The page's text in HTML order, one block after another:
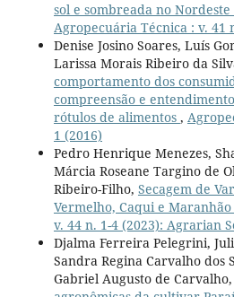
sol e sombreada no
Agropecuária Técnica : v. 41
Denise Josino Soares, Luís
Larissa Morais Ribeiro da
comportamento dos
compreensão e
rótulos de alimentos ,
1 (2016)
Pedro Henrique Menezes,
Márcia Roseane Targino de
Ribeiro-Filho, Secagem de
Vermelho, Caqui e Maranhão
v. 44 n. 1-4 (2023): Agrarian
Djalma Ferreira Pelegrini,
Sandra Regina Carvalho dos
Gabriel Augusto de Carvalho,